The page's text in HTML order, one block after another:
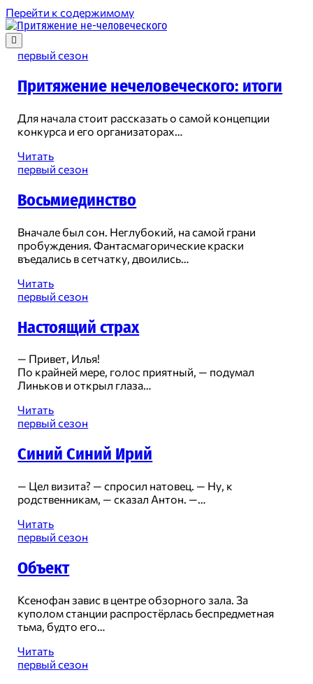
Перейти к содержимому
Притяжение
не-
человеческого
Притяжение
не-
человеческого
Записи
первый сезон
Притяжение нечеловеческого: итоги
Для начала стоит рассказать о самой концепции
конкурса и его организаторах…
ЧитатьПритяжение
нечеловеческого:
первый сезон
Восьмиединство
Вначале был сон. Неглубокий, на самой грани
пробуждения. Фантасмагорические краски
въедались в сетчатку, двоились…
ЧитатьВосьмиединство
первый сезон
Настоящий страх
— Привет, Илья!
По крайней мере, голос приятный, — подумал
Линьков и открыл глаза…
ЧитатьНастоящий
страх
первый сезон
Синий Синий Ирий
— Цел визита? — спросил натовец. — Ну, к
родственникам, — сказал Антон. —…
ЧитатьСиний
Синий
первый сезон
Объект
Ксенофан завис в центре обзорного зала. За
куполом станции распростёрлась беспредметная
тьма, будто его…
ЧитатьОбъект
первый сезон